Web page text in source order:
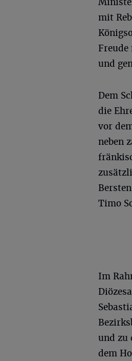
mit
Freude
und
Dem
die
vor
neben
Timo
Im
und zu
dem